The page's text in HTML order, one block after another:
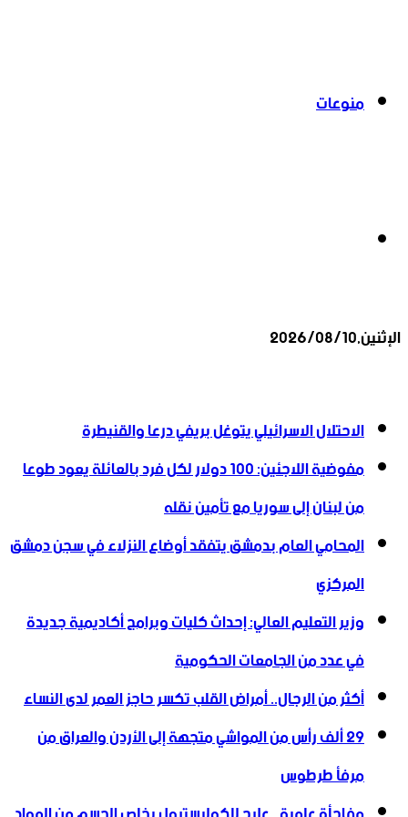
منوعات
الإثنين,2026/08/10
الاحتلال الاسرائيلي يتوغل بريفي درعا والقنيطرة
مفوضية اللاجئين: 100 دولار لكل فرد بالعائلة يعود طوعا
من لبنان إلى سوريا مع تأمين نقله
المحامي العام بدمشق يتفقد أوضاع النزلاء في سجن دمشق
المركزي
وزير التعليم العالي: إحداث كليات وبرامج أكاديمية جديدة
في عدد من الجامعات الحكومية
أكثر من الرجال.. أمراض القلب تكسر حاجز العمر لدى النساء
29 ألف رأس من المواشي متجهة إلى الأردن ‏والعراق من
مرفأ طرطوس